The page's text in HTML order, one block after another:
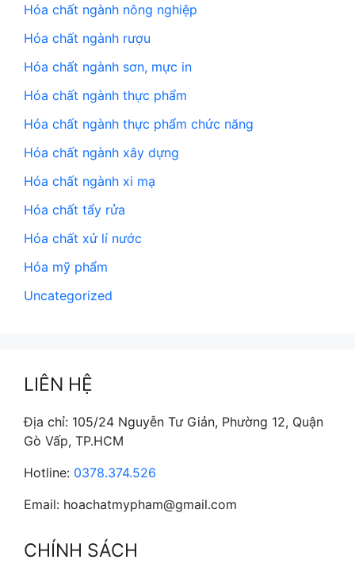
Hóa chất ngành nông nghiệp
Hóa chất ngành rượu
Hóa chất ngành sơn, mực in
Hóa chất ngành thực phẩm
Hóa chất ngành thực phẩm chức năng
Hóa chất ngành xây dựng
Hóa chất ngành xi mạ
Hóa chất tẩy rửa
Hóa chất xử lí nước
Hóa mỹ phẩm
Uncategorized
LIÊN HỆ
Địa chỉ: 105/24 Nguyễn Tư Giản, Phường 12, Quận
Gò Vấp, TP.HCM
Hotline: 0378.374.526
Email: hoachatmypham@gmail.com
CHÍNH SÁCH